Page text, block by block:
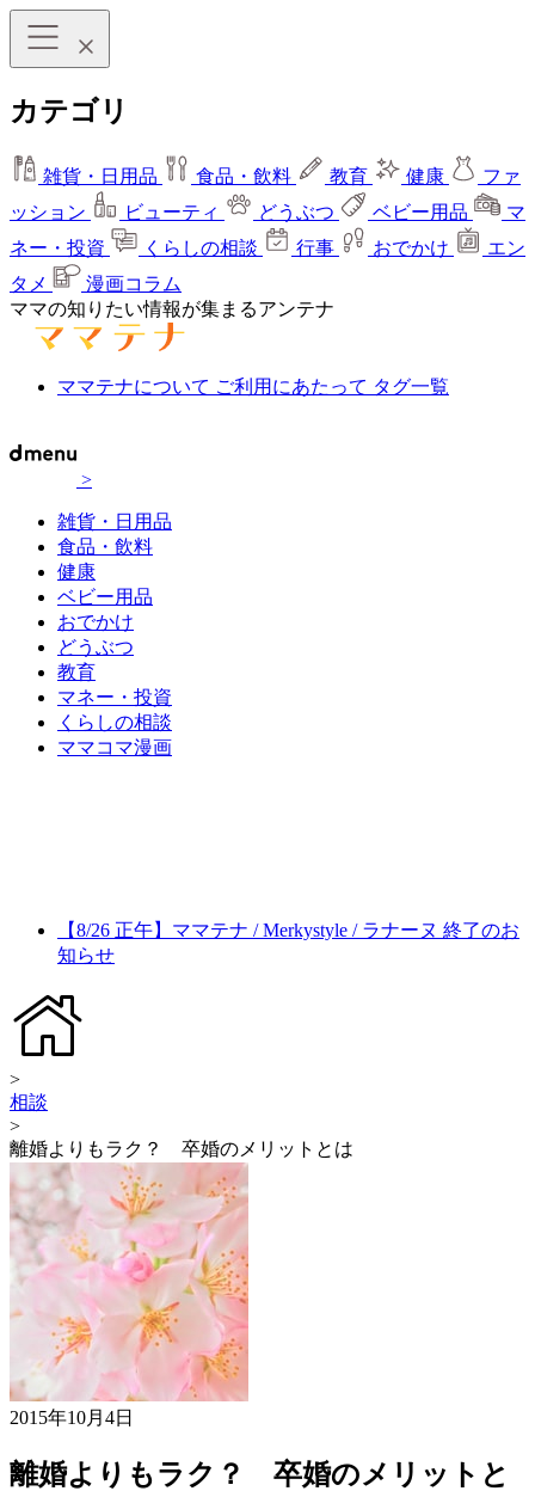
カテゴリ
雑貨・日用品 食品・飲料 教育 健康
ファ
ッション
ビューティ どうぶつ ベビー用品
マ
ネー・投資
くらしの相談 行事 おでかけ
エン
タメ
漫画コラム
ママの知りたい情報が集まるアンテナ
ママテナについて ご利用にあたって タグ一覧
>
雑貨・日用品
食品・飲料
健康
ベビー用品
おでかけ
どうぶつ
教育
マネー・投資
くらしの相談
ママコマ漫画
【8/26 正午】ママテナ / Merkystyle / ラナーヌ 終了のお
知らせ
>
相談
>
離婚よりもラク？ 卒婚のメリットとは
2015年10月4日
離婚よりもラク？ 卒婚のメリットと